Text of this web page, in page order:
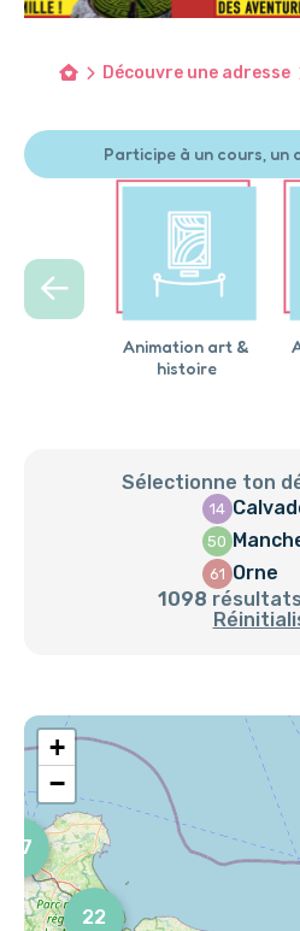
Découvre une adresse
Participe à un cours, un
Animation art &
histoire
Sélectionne ton
14
50
61 Orne
1098
22
87
+
−